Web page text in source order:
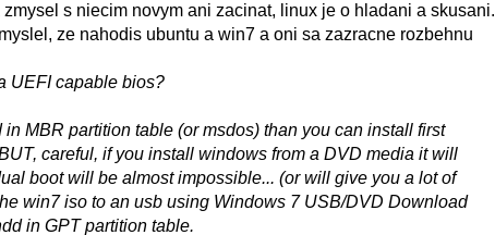
s niecim novym ani zacinat, linux je o hladani a skusani.
ze nahodis ubuntu a win7 a oni sa zazracne rozbehnu
UEFI capable bios?
MBR partition table (or msdos) than you can install first
careful, if you install windows from a DVD media it will
boot will be almost impossible... (or will give you a lot of
win7 iso to an usb using Windows 7 USB/DVD Download
in GPT partition table.